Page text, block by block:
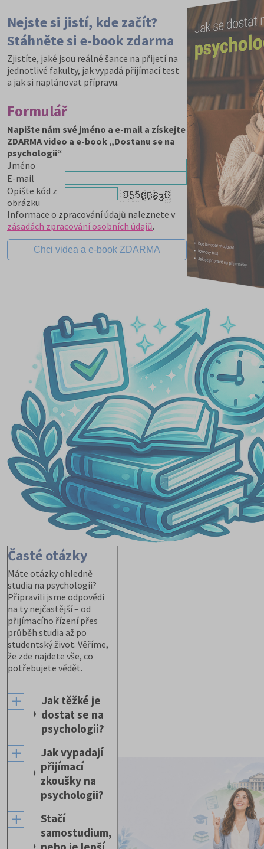
Nejste si jistí, kde začít?
Stáhněte si e-book zdarma
Zjistíte, jaké jsou reálné šance na přijetí na
jednotlivé fakulty, jak vypadá přijímací test
a jak si naplánovat přípravu.
Formulář
Napište nám své jméno a e-mail a získejte
ZDARMA video a e-book „Dostanu se na
psychologii“
Jméno
E-mail
Opište kód z
obrázku
Informace o zpracování údajů naleznete v
zásadách zpracování osobních údajů.
Časté otázky
Máte otázky ohledně
studia na psychologii?
Připravili jsme odpovědi
na ty nejčastější – od
přijímacího řízení přes
průběh studia až po
studentský život. Věříme,
že zde najdete vše, co
potřebujete vědět.
Jak těžké je
dostat se na
psychologii?
Jak vypadají
přijímací
zkoušky na
psychologii?
Stačí
samostudium,